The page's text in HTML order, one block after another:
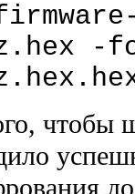
-
чтобы